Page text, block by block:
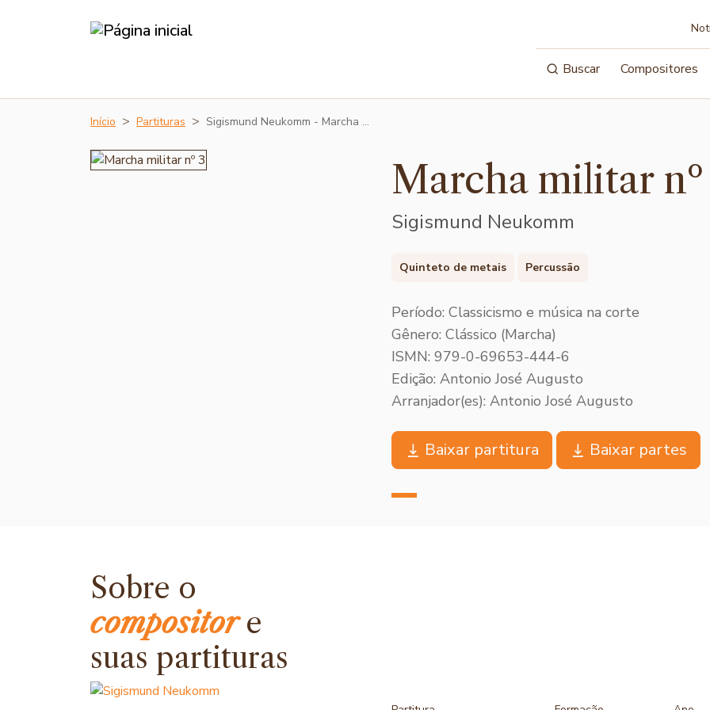
Buscar Compositores
Início Partituras Sigismund Neukomm - Marcha …
Marcha militar nº
Sigismund Neukomm
Quinteto de metais Percussão
Período: Classicismo e música na corte
Gênero: Clássico (Marcha)
ISMN: 979-0-69653-444-6
Edição: Antonio José Augusto
Arranjador(es): Antonio José Augusto
Baixar partitura Baixar partes
Sobre o
compositore
suas partituras